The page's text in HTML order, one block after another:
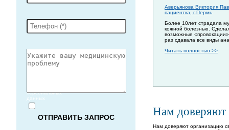
персональных
данных
Аверьянова Виктория
пациентка, г.Пермь
Более 10лет страдала
кожной болезнью.
возможные
раз сдавала все виды
Читать полностью >>
Нам доверяют
Нам доверяют организацию